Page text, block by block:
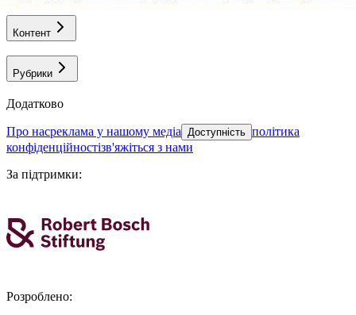
Контент
Рубрики
Додатково
про насреклама у нашому медіа Доступність політика
конфіденційностізв'яжіться з нами
За підтримки:
Розроблено: